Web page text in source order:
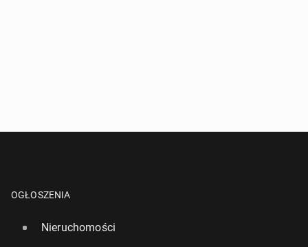
OGŁOSZENIA
Nieruchomości